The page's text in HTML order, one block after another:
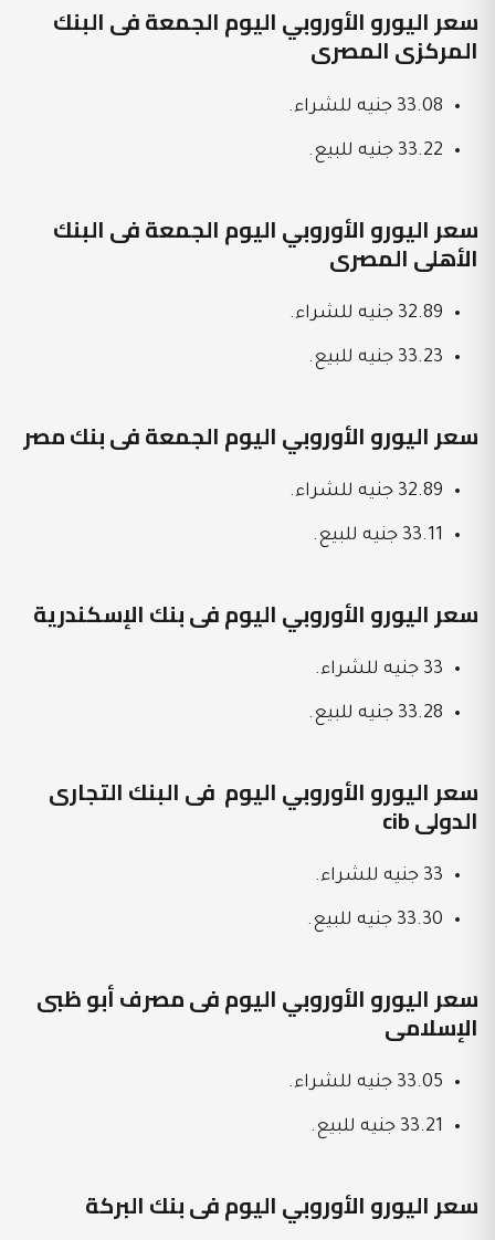
سعر اليورو الأوروبي اليوم الجمعة فى البنك
المركزى المصرى
33.08 جنيه للشراء.
33.22 جنيه للبيع.
سعر اليورو الأوروبي اليوم الجمعة فى البنك
الأهلى المصرى
32.89 جنيه للشراء.
33.23 جنيه للبيع.
سعر اليورو الأوروبي اليوم الجمعة فى بنك مصر
32.89 جنيه للشراء.
33.11 جنيه للبيع.
سعر اليورو الأوروبي اليوم فى بنك الإسكندرية
33 جنيه للشراء.
33.28 جنيه للبيع.
سعر اليورو الأوروبي اليوم فى البنك التجارى
الدولى cib
33 جنيه للشراء.
33.30 جنيه للبيع.
سعر اليورو الأوروبي اليوم فى مصرف أبو ظبى
الإسلامى
33.05 جنيه للشراء.
33.21 جنيه للبيع.
سعر اليورو الأوروبي اليوم فى بنك البركة